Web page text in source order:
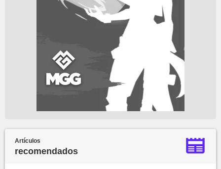
Artículos
recomendados